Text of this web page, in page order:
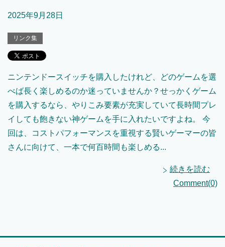
2025年9月28日
リンク集
ニンテンドースイッチを購入したけれど、どのゲームを選
べば長く楽しめるのか迷っていませんか？せっかくゲーム
を購入するなら、やりこみ要素が充実していて長時間プレ
イしても飽きない神ゲームを手に入れたいですよね。 今
回は、コストパフォーマンスを重視する賢いゲーマーの皆
さんに向けて、一本で何百時間も楽しめる...
続きを読む
Comment(0)